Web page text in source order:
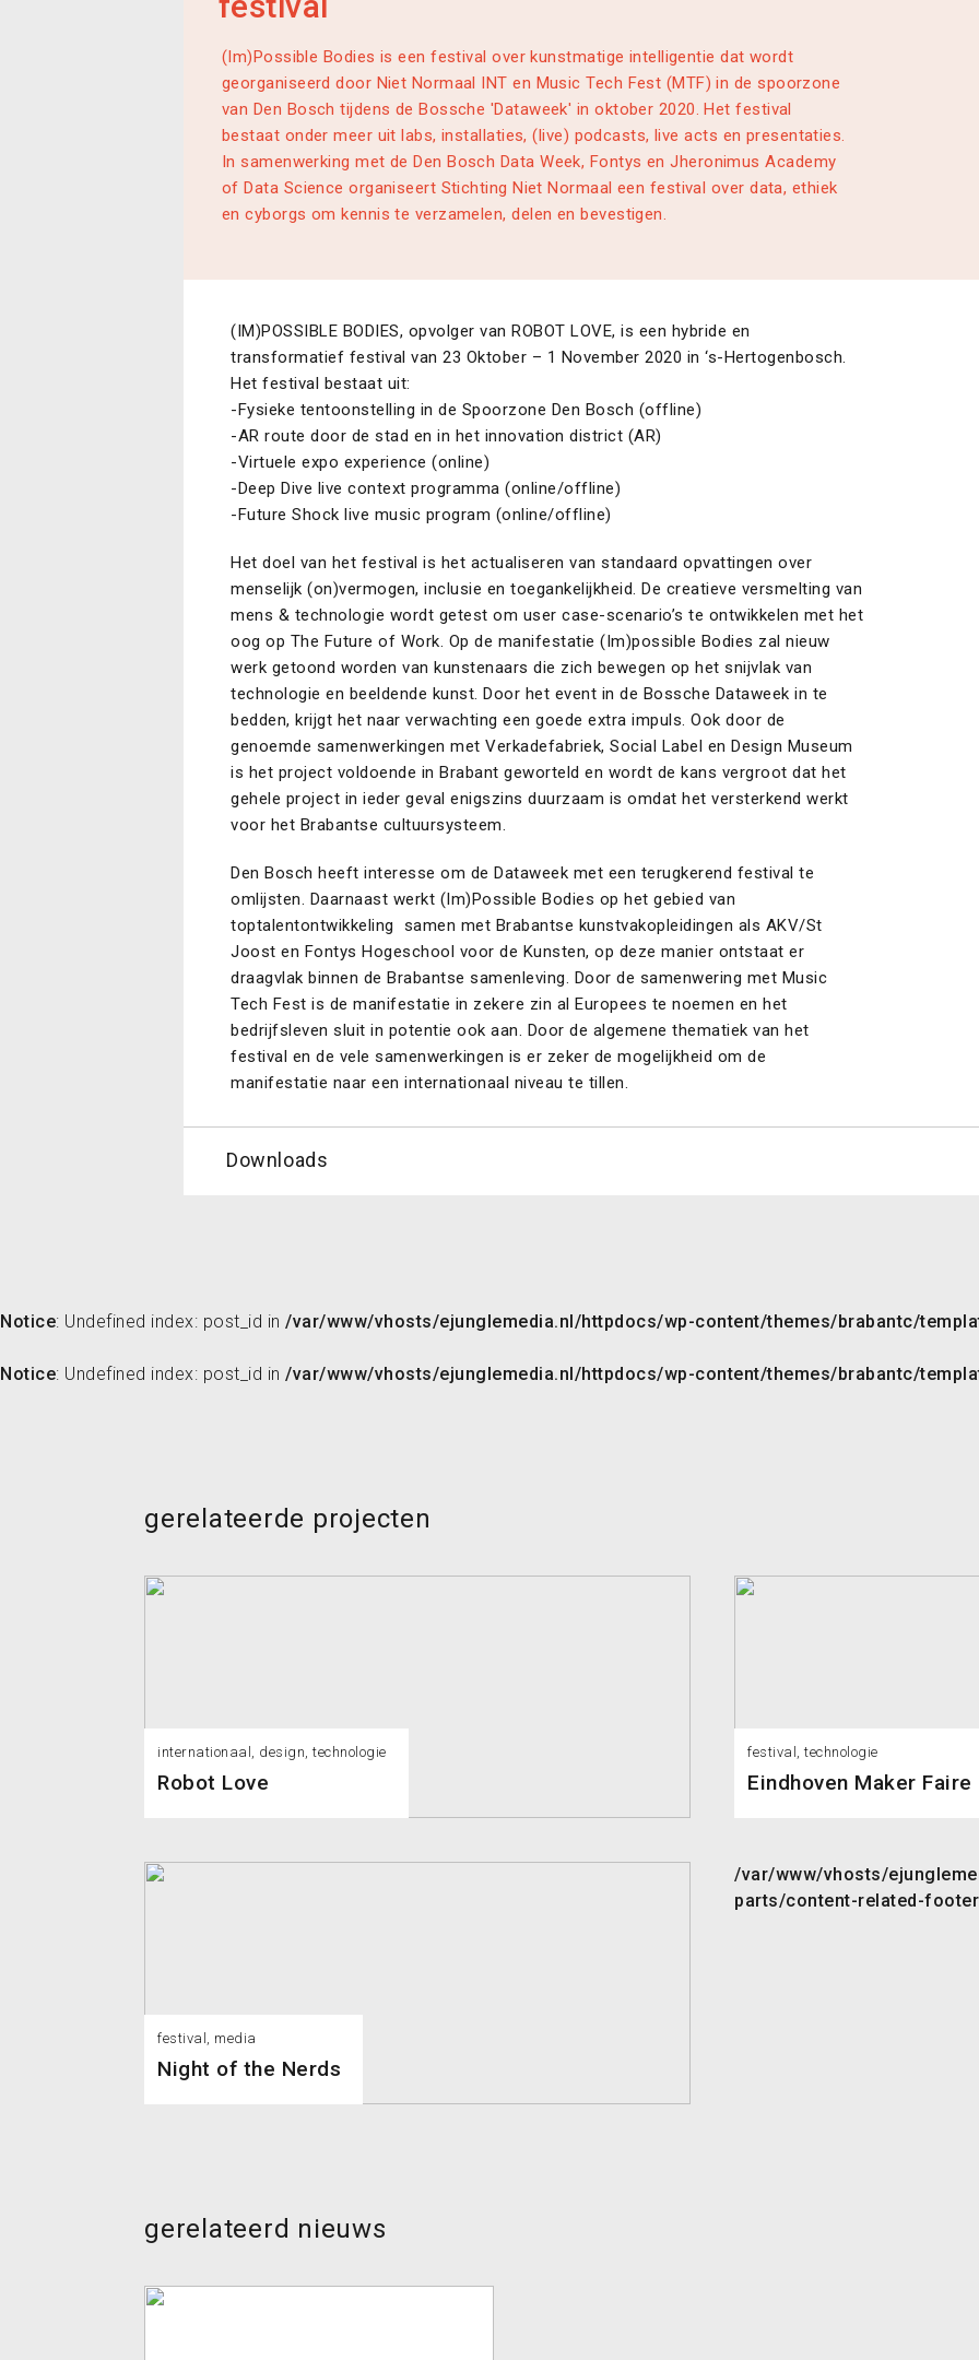
(Im)Possible Bodies is een festival over kunstmatige intelligentie dat wordt
georganiseerd door Niet Normaal INT en Music Tech Fest (MTF) in de spoorzone
van Den Bosch tijdens de Bossche 'Dataweek' in oktober 2020. Het festival
bestaat onder meer uit labs, installaties, (live) podcasts, live acts en presentaties.
In samenwerking met de Den Bosch Data Week, Fontys en Jheronimus Academy
of Data Science organiseert Stichting Niet Normaal een festival over data, ethiek
en cyborgs om kennis te verzamelen, delen en bevestigen.
(IM)POSSIBLE BODIES, opvolger van ROBOT LOVE, is een hybride en
transformatief festival van 23 Oktober – 1 November 2020 in ‘s-Hertogenbosch.
Het festival bestaat uit:
-Fysieke tentoonstelling in de Spoorzone Den Bosch (offline)
-AR route door de stad en in het innovation district (AR)
-Virtuele expo experience (online)
-Deep Dive live context programma (online/offline)
-Future Shock live music program (online/offline)
Het doel van het festival is het actualiseren van standaard opvattingen over
menselijk (on)vermogen, inclusie en toegankelijkheid. De creatieve versmelting van
mens & technologie wordt getest om user case-scenario’s te ontwikkelen met het
oog op The Future of Work. Op de manifestatie (Im)possible Bodies zal nieuw
werk getoond worden van kunstenaars die zich bewegen op het snijvlak van
technologie en beeldende kunst. Door het event in de Bossche Dataweek in te
bedden, krijgt het naar verwachting een goede extra impuls. Ook door de
genoemde samenwerkingen met Verkadefabriek, Social Label en Design Museum
is het project voldoende in Brabant geworteld en wordt de kans vergroot dat het
gehele project in ieder geval enigszins duurzaam is omdat het versterkend werkt
voor het Brabantse cultuursysteem.
Den Bosch heeft interesse om de Dataweek met een terugkerend festival te
omlijsten. Daarnaast werkt (Im)Possible Bodies op het gebied van
toptalentontwikkeling samen met Brabantse kunstvakopleidingen als AKV/St
Joost en Fontys Hogeschool voor de Kunsten, op deze manier ontstaat er
draagvlak binnen de Brabantse samenleving. Door de samenwering met Music
Tech Fest is de manifestatie in zekere zin al Europees te noemen en het
bedrijfsleven sluit in potentie ook aan. Door de algemene thematiek van het
festival en de vele samenwerkingen is er zeker de mogelijkheid om de
manifestatie naar een internationaal niveau te tillen.
Downloads
Notice: Undefined index: post_id in /var/www/vhosts/ejunglemedia.nl/httpdocs/wp-content/themes/brabantc/
Notice: Undefined index: post_id in /var/www/vhosts/ejunglemedia.nl/httpdocs/wp-content/themes/brabantc/
gerelateerde projecten
internationaal, design, technologie
Robot Love
festival, technologie
Eindhoven Maker Faire
festival, media
Night of the Nerds
/var/www/vhosts/
parts/content-related-
gerelateerd nieuws